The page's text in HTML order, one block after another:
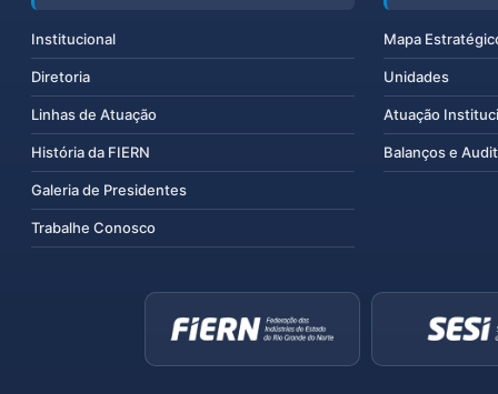
Institucional
Diretoria
Linhas de Atuação
História da FIERN
Galeria de Presidentes
Trabalhe Conosco
Mapa
Unidades
Atuação
Balanços e